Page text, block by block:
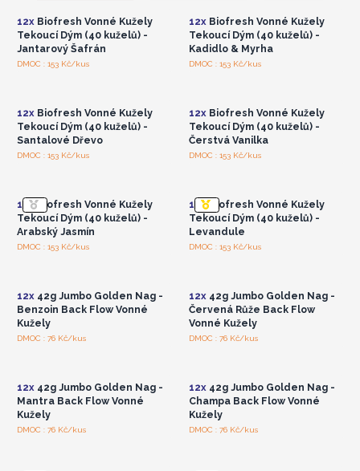
12xBiofresh Vonné Kužely
Tekoucí Dým (40 kuželů) -
Jantarový Šafrán
DMOC : 153 Kč/kus
12xBiofresh Vonné Kužely
Tekoucí Dým (40 kuželů) -
Kadidlo & Myrha
DMOC : 153 Kč/kus
Přihlaste se nebo se
12xBiofresh Vonné Kužely
Tekoucí Dým (40 kuželů) -
Santalové Dřevo
DMOC : 153 Kč/kus
Přihlaste se nebo se
12xBiofresh Vonné Kužely
Tekoucí Dým (40 kuželů) -
Čerstvá Vanilka
DMOC : 153 Kč/kus
Přihlaste se nebo se
12xBiofresh Vonné Kužely
Tekoucí Dým (40 kuželů) -
Arabský Jasmín
DMOC : 153 Kč/kus
Přihlaste se nebo se
12xBiofresh Vonné Kužely
Tekoucí Dým (40 kuželů) -
Levandule
DMOC : 153 Kč/kus
Přihlaste se nebo se
12x42g Jumbo Golden Nag -
Benzoin Back Flow Vonné
Kužely
DMOC : 76 Kč/kus
Přihlaste se nebo se
12x42g Jumbo Golden Nag -
Červená Růže Back Flow
Vonné Kužely
DMOC : 76 Kč/kus
Přihlaste se nebo se
12x42g Jumbo Golden Nag -
Mantra Back Flow Vonné
Kužely
DMOC : 76 Kč/kus
Přihlaste se nebo se
12x42g Jumbo Golden Nag -
Champa Back Flow Vonné
Kužely
DMOC : 76 Kč/kus
Přihlaste se nebo se
Přihlaste se nebo se